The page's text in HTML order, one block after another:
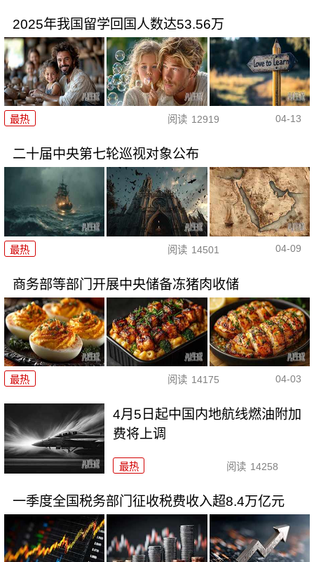
2025年我国留学回国人数达53.56万
最热 阅读 12919 04-13
二十届中央第七轮巡视对象公布
最热 阅读 14501 04-09
商务部等部门开展中央储备冻猪肉收储
最热 阅读 14175 04-03
4月5日起中国内地航线燃油附加
费将上调
最热 阅读 14258
一季度全国税务部门征收税费收入超8.4万亿元